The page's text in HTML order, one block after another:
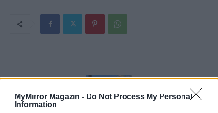
MyMirror Magazin - Do Not Process My Personal
Information